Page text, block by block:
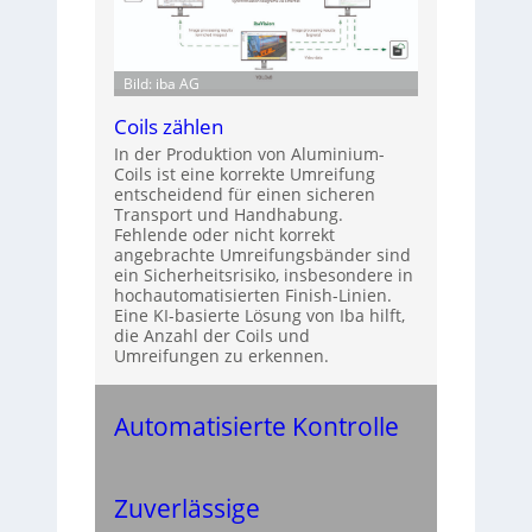
Bild: iba AG
Coils zählen
In der Produktion von Aluminium-
Coils ist eine korrekte Umreifung
entscheidend für einen sicheren
Transport und Handhabung.
Fehlende oder nicht korrekt
angebrachte Umreifungsbänder sind
ein Sicherheitsrisiko, insbesondere in
hochautomatisierten Finish-Linien.
Eine KI-basierte Lösung von Iba hilft,
die Anzahl der Coils und
Umreifungen zu erkennen.
Automatisierte Kontrolle
Zuverlässige